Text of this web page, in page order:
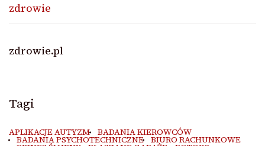
zdrowie
zdrowie.pl
Tagi
APLIKACJE AUTYZM BADANIA KIEROWCÓW
BADANIA PSYCHOTECHNICZNE BIURO RACHUNKOWE